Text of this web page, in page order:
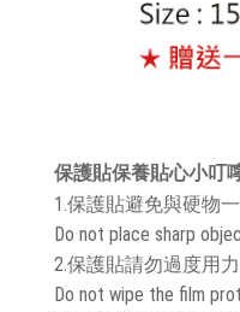
保護貼保養貼心小叮
1.保護貼避免與硬物
Do not place sharp
2.保護貼請勿過度用
Do not wipe the film